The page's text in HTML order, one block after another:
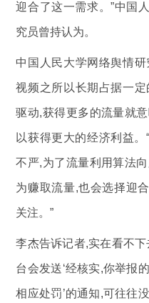
迎合了这一需求。”中国
究员曾持认为。
中国人民大学网络舆情
视频之所以长期占据一
驱动,获得更多的流量就
以获得更大的经济利益
不严,为了流量利用算法
为赚取流量,也会选择迎
关注。”
李杰告诉记者,实在看不
台会发送‘经核实,你举报
相应处罚’的通知,可往往